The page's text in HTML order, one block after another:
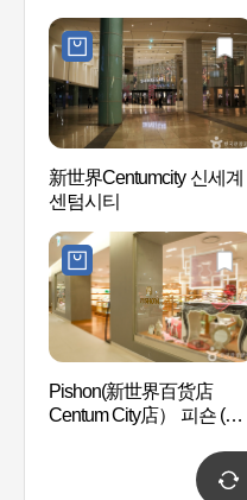
新世界Centumcity 신세계
센텀시티
Pishon(新世界百货店
Centum City店） 피숀 (신